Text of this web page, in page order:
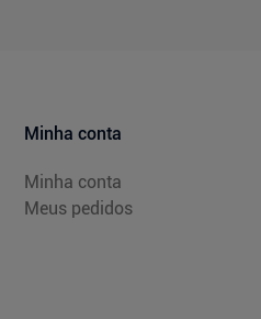
Minha conta
Minha conta
Meus pedidos